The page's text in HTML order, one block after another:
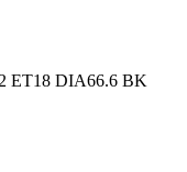
ET18 DIA66.6 BK